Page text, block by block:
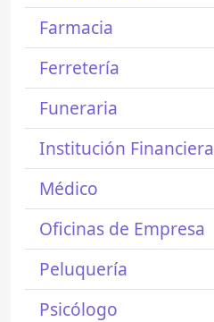
Farmacia
Ferretería
Funeraria
Institución Financiera
Médico
Oficinas de Empresa
Peluquería
Psicólogo